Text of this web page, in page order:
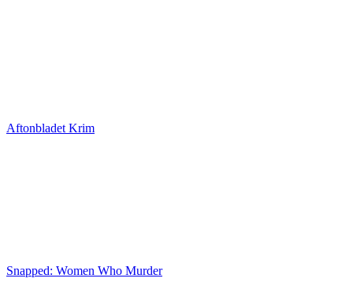
Aftonbladet Krim
Snapped: Women Who Murder